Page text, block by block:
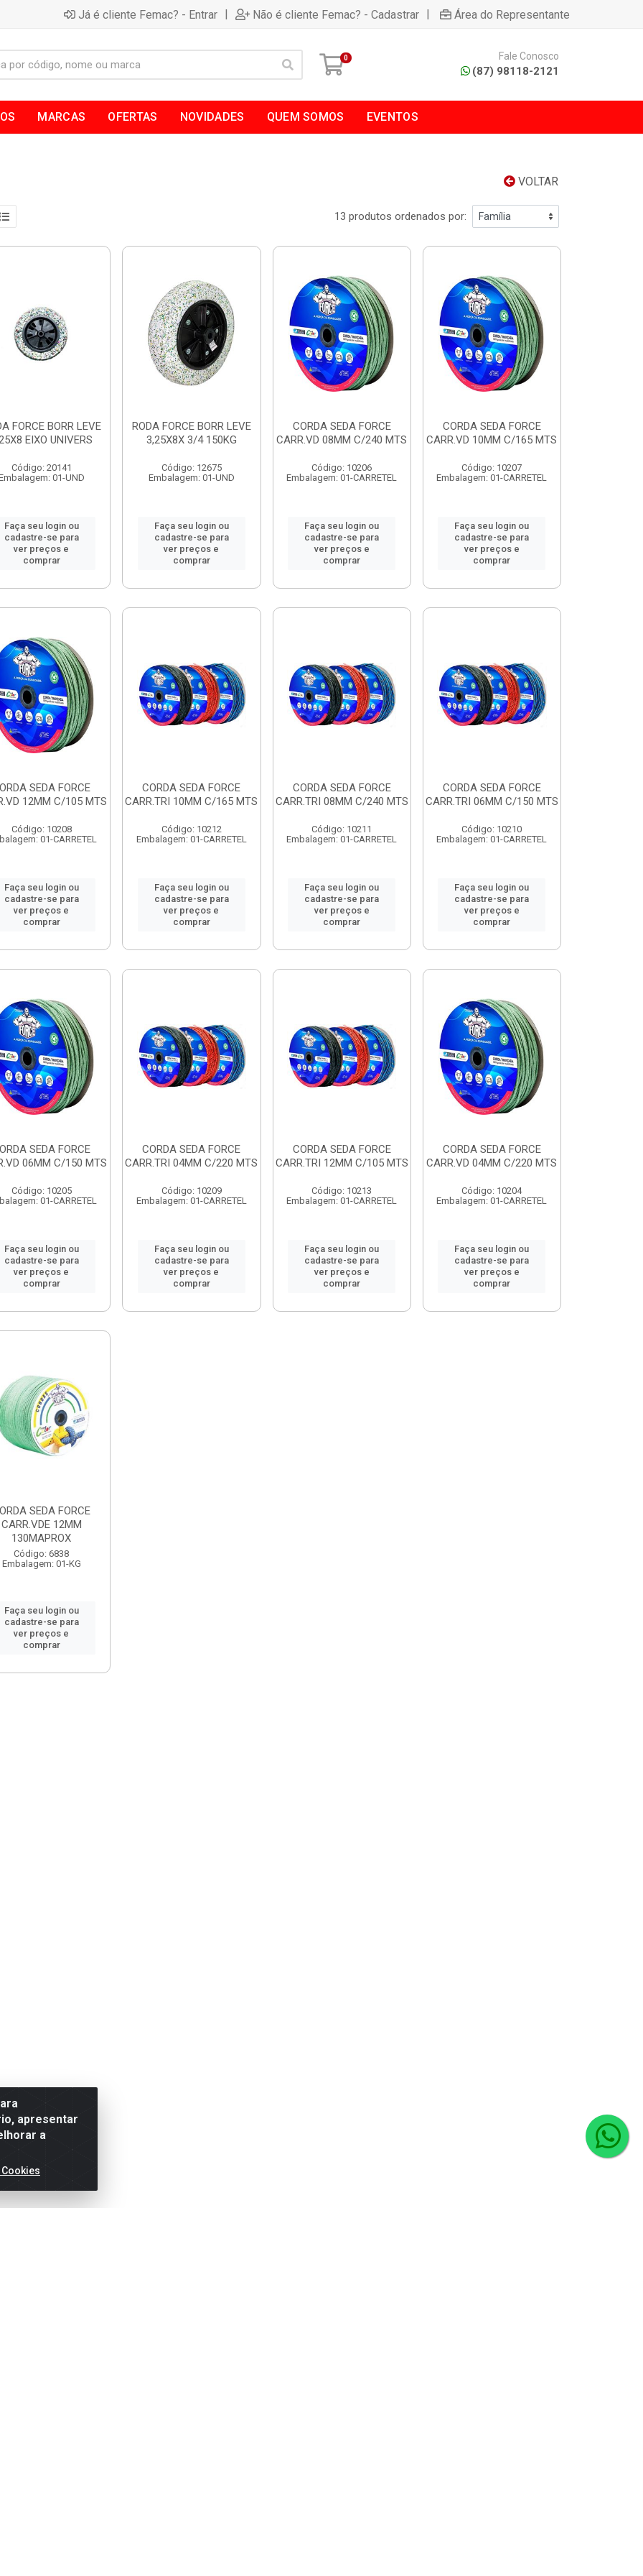
Já é cliente Femac? - Entrar | Não é cliente Femac? - Cadastrar | Área do Representante
0 Fale Conosco
(87) 98118-2121
MARCAS OFERTAS NOVIDADES QUEM SOMOS EVENTOS
VOLTAR
13 produtos ordenados por:
FORCE BORR LEVE
EIXO UNIVERS
Código: 20141
01-UND
Faça seu login ou
cadastre-se para
ver preços e
comprar
RODA FORCE BORR LEVE
3,25X8X 3/4 150KG
Código: 12675
Embalagem: 01-UND
Faça seu login ou
cadastre-se para
ver preços e
comprar
CORDA SEDA FORCE
CARR.VD 08MM C/240 MTS
Código: 10206
Embalagem: 01-CARRETEL
Faça seu login ou
cadastre-se para
ver preços e
comprar
CORDA SEDA FORCE
CARR.VD 10MM C/165 MTS
Código: 10207
Embalagem: 01-CARRETEL
Faça seu login ou
cadastre-se para
ver preços e
comprar
SEDA FORCE
12MM C/105 MTS
Código: 10208
01-CARRETEL
Faça seu login ou
cadastre-se para
ver preços e
comprar
CORDA SEDA FORCE
CARR.TRI 10MM C/165 MTS
Código: 10212
Embalagem: 01-CARRETEL
Faça seu login ou
cadastre-se para
ver preços e
comprar
CORDA SEDA FORCE
CARR.TRI 08MM C/240 MTS
Código: 10211
Embalagem: 01-CARRETEL
Faça seu login ou
cadastre-se para
ver preços e
comprar
CORDA SEDA FORCE
CARR.TRI 06MM C/150 MTS
Código: 10210
Embalagem: 01-CARRETEL
Faça seu login ou
cadastre-se para
ver preços e
comprar
SEDA FORCE
06MM C/150 MTS
Código: 10205
01-CARRETEL
Faça seu login ou
cadastre-se para
ver preços e
comprar
CORDA SEDA FORCE
CARR.TRI 04MM C/220 MTS
Código: 10209
Embalagem: 01-CARRETEL
Faça seu login ou
cadastre-se para
ver preços e
comprar
CORDA SEDA FORCE
CARR.TRI 12MM C/105 MTS
Código: 10213
Embalagem: 01-CARRETEL
Faça seu login ou
cadastre-se para
ver preços e
comprar
CORDA SEDA FORCE
CARR.VD 04MM C/220 MTS
Código: 10204
Embalagem: 01-CARRETEL
Faça seu login ou
cadastre-se para
ver preços e
comprar
SEDA FORCE
CARR.VDE 12MM
130MAPROX
Código: 6838
Embalagem: 01-KG
Faça seu login ou
cadastre-se para
ver preços e
comprar
apresentar
a